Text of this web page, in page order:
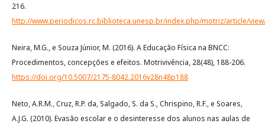
216.
http://www.periodicos.rc.biblioteca.unesp.br/index.php/motriz/article/
Neira, M.G., e Souza Júnior, M. (2016). A Educação Física na BNCC:
Procedimentos, concepções e efeitos. Motrivivência, 28(48), 188-206.
https://doi.org/10.5007/2175-8042.2016v28n48p188
Neto, A.R.M., Cruz, R.P. da, Salgado, S. da S., Chrispino, R.F., e Soares,
A.J.G. (2010). Evasão escolar e o desinteresse dos alunos nas aulas de